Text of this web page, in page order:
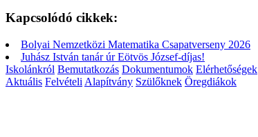
Kapcsolódó cikkek:
Bolyai Nemzetközi Matematika Csapatverseny 2026
Juhász István tanár úr Eötvös József-díjas!
Iskolánkról Bemutatkozás Dokumentumok Elérhetőségek
Aktuális Felvételi Alapítvány Szülőknek Öregdiákok